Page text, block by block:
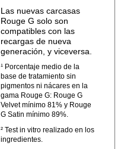
Las nuevas carcasas
Rouge G solo son
compatibles con las
recargas de nueva
generación, y viceversa.
¹ Porcentaje medio de la
base de tratamiento sin
pigmentos ni nácares en la
gama Rouge G: Rouge G
Velvet mínimo 81% y Rouge
G Satin mínimo 89%.
² Test in vitro realizado en los
ingredientes.